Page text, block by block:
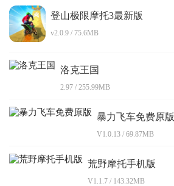
登山极限摩托3最新版
v2.0.9 / 75.6MB
洛克王国
2.97 / 255.99MB
暴力飞车免费原版
V1.0.13 / 69.87MB
荒野摩托手机版
V1.1.7 / 143.32MB